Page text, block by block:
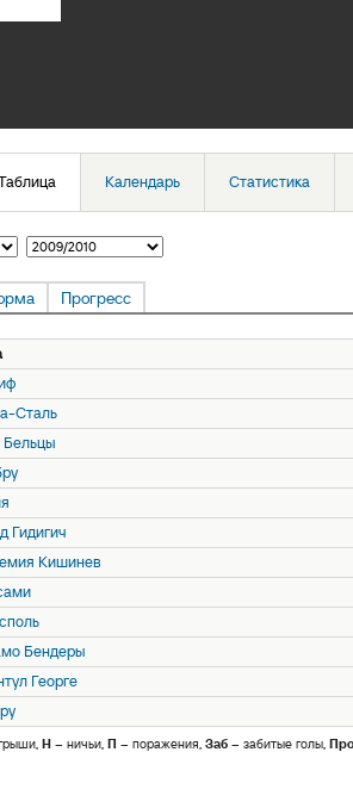
Календарь Статистика
Прогресс
Сталь
Гидигич
Кишинев
Бендеры
Георге
Н – ничьи, П – поражения, Заб – забитые голы,